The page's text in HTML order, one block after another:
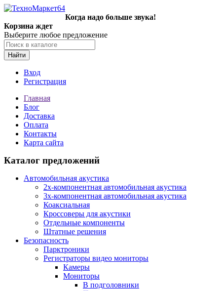
Когда надо больше звука!
Корзина ждет
Выберите любое предложение
Найти
Вход
Регистрация
Главная
Блог
Доставка
Оплата
Контакты
Карта сайта
Каталог предложений
Автомобильная акустика
2х-компонентная автомобильная акустика
3х-компонентная автомобильная акустика
Коаксиальная
Кроссоверы для акустики
Отдельные компоненты
Штатные решения
Безопасность
Парктроники
Регистраторы видео мониторы
Камеры
Мониторы
В подголовники